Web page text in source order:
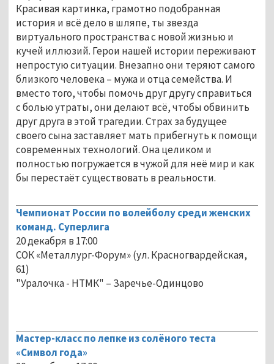
Красивая картинка, грамотно подобранная
история и всё дело в шляпе, ты звезда
виртуального пространства с новой жизнью и
кучей иллюзий. Герои нашей истории переживают
непростую ситуации. Внезапно они теряют самого
близкого человека – мужа и отца семейства. И
вместо того, чтобы помочь друг другу справиться
с болью утраты, они делают всё, чтобы обвинить
друг друга в этой трагедии. Страх за будущее
своего сына заставляет мать прибегнуть к помощи
современных технологий. Она целиком и
полностью погружается в чужой для неё мир и как
бы перестаёт существовать в реальности.
Чемпионат России по волейболу среди женских
команд. Суперлига
20 декабря в 17:00
СОК «Металлург-Форум» (ул. Красногвардейская,
61)
"Уралочка - НТМК" – Заречье-Одинцово
Мастер-класс по лепке из солёного теста
«Символ года»